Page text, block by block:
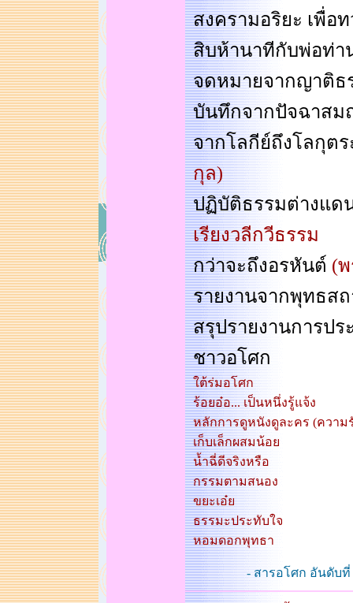
สงครามอริยะ เพื่อ
สิบห้านาทีกับพ่อท่า
จดหมายจากญาติธ
บันทึกจากปัจฉาสม
จากโลกีย์ถึงโลกุตร
กุล)
ปฏิบัติธรรมต่างแด
เรียงวลีกวีธรรม
กว่าจะถึงอรหันต์ (
รายงานจากพุทธส
สรุปรายงานการป
ชาวอโศก
ใต้ร่มอโศก
ร้อยอ๋อ... เป็นหนึ่งรู้แจ้ง
หลักการดูหนังดูละคร (ความ
เก็บเล็กผสมน้อย
น้ำฉี่ดีจริงหรือ
กรรมตามสนอง
ขยะเอ๋ย
ธรรมะประทับใจ
หอมดอกพุทธา
- สารอโศก อันดับ